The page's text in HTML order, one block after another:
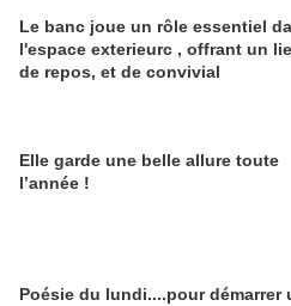
Le banc joue un rôle essentiel
l'espace exterieurc , offrant un
de repos, et de convivial
Elle garde une belle allure toute
l’année !
Poésie du lundi....pour démarrer